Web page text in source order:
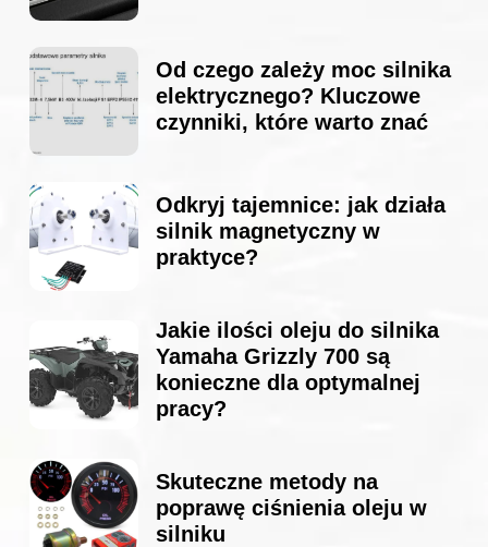
Od czego zależy moc silnika
elektrycznego? Kluczowe
czynniki, które warto znać
Odkryj tajemnice: jak działa
silnik magnetyczny w
praktyce?
Jakie ilości oleju do silnika
Yamaha Grizzly 700 są
konieczne dla optymalnej
pracy?
Skuteczne metody na
poprawę ciśnienia oleju w
silniku